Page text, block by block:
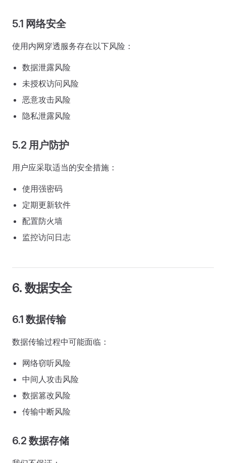
5.1 网络安全
使用内网穿透服务存在以下风险：
数据泄露风险
未授权访问风险
恶意攻击风险
隐私泄露风险
5.2 用户防护
用户应采取适当的安全措施：
使用强密码
定期更新软件
配置防火墙
监控访问日志
6. 数据安全
6.1 数据传输
数据传输过程中可能面临：
网络窃听风险
中间人攻击风险
数据篡改风险
传输中断风险
6.2 数据存储